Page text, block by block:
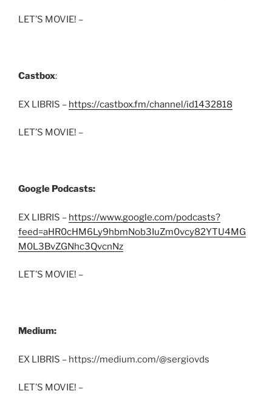
LET’S MOVIE! –
Castbox:
EX LIBRIS – https://castbox.fm/channel/id1432818
LET’S MOVIE! –
Google Podcasts:
EX LIBRIS – https://www.google.com/podcasts?
feed=aHR0cHM6Ly9hbmNob3IuZm0vcy82YTU4MG
M0L3BvZGNhc3QvcnNz
LET’S MOVIE! –
Medium:
EX LIBRIS – https://medium.com/@sergiovds
LET’S MOVIE! –